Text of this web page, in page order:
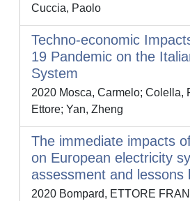
Cuccia, Paolo
Techno-economic
19 Pandemic on the
System
2020 Mosca, Carmelo; Colella,
Ettore; Yan, Zheng
The immediate impacts
on European electricity
assessment and lessons
2020 Bompard, ETTORE